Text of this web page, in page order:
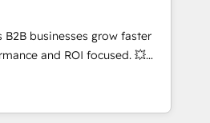
• Lifecycle marketing and
• Sales enablement tools
• Retention strategies with
and 2,000+
expertise across marketing,
businesses grow faster
and ROI focused. 💥
partner that can help you
work with your teams to
challenges and improve user